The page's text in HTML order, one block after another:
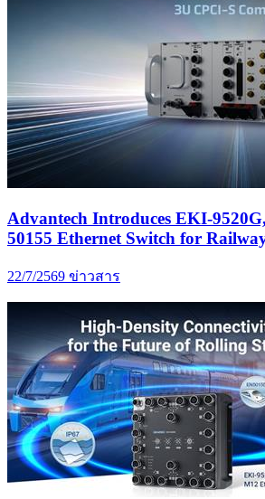
Advantech Introduces EKI-
50155 Ethernet Switch for
22/7/2569 ข่าวสาร